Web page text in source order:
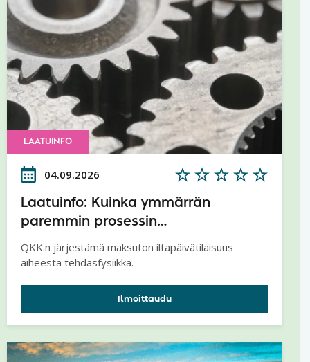
LAATUINFO
04.09.2026
Laatuinfo: Kuinka ymmärrän
paremmin prosessin
lainalaisuudet - Tehdasfysiikka
QKK:n järjestämä maksuton iltapäivätilaisuus
aiheesta tehdasfysiikka.
Ilmoittaudu